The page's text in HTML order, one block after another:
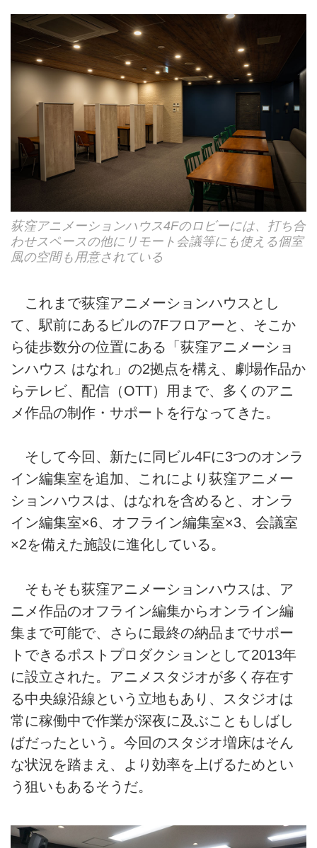
荻窪アニメーションハウス4Fのロビーには、打ち合
わせスペースの他にリモート会議等にも使える個室
風の空間も用意されている
これまで荻窪アニメーションハウスとし
て、駅前にあるビルの7Fフロアーと、そこか
ら徒歩数分の位置にある「荻窪アニメーショ
ンハウス はなれ」の2拠点を構え、劇場作品か
らテレビ、配信（OTT）用まで、多くのアニ
メ作品の制作・サポートを行なってきた。
そして今回、新たに同ビル4Fに3つのオンラ
イン編集室を追加、これにより荻窪アニメー
ションハウスは、はなれを含めると、オンラ
イン編集室×6、オフライン編集室×3、会議室
×2を備えた施設に進化している。
そもそも荻窪アニメーションハウスは、ア
ニメ作品のオフライン編集からオンライン編
集まで可能で、さらに最終の納品までサポー
トできるポストプロダクションとして2013年
に設立された。アニメスタジオが多く存在す
る中央線沿線という立地もあり、スタジオは
常に稼働中で作業が深夜に及ぶこともしばし
ばだったという。今回のスタジオ増床はそん
な状況を踏まえ、より効率を上げるためとい
う狙いもあるそうだ。